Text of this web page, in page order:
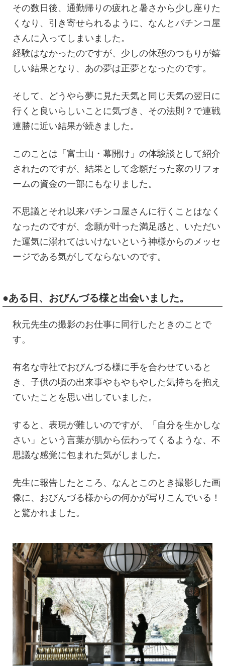
その数日後、通勤帰りの疲れと暑さから少し座りた
くなり、引き寄せられるように、なんとパチンコ屋
さんに入ってしまいました。
経験はなかったのですが、少しの休憩のつもりが嬉
しい結果となり、あの夢は正夢となったのです。
そして、どうやら夢に見た天気と同じ天気の翌日に
行くと良いらしいことに気づき、その法則？で連戦
連勝に近い結果が続きました。
このことは「富士山・幕開け」の体験談として紹介
されたのですが、結果として念願だった家のリフォ
ームの資金の一部にもなりました。
不思議とそれ以来パチンコ屋さんに行くことはなく
なったのですが、念願が叶った満足感と、いただい
た運気に溺れてはいけないという神様からのメッセ
ージである気がしてならないのです。
●ある日、おびんづる様と出会いました。
秋元先生の撮影のお仕事に同行したときのことで
す。
有名な寺社でおびんづる様に手を合わせていると
き、子供の頃の出来事やもやもやした気持ちを抱え
ていたことを思い出していました。
すると、表現が難しいのですが、「自分を生かしな
さい」という言葉が肌から伝わってくるような、不
思議な感覚に包まれた気がしました。
先生に報告したところ、なんとこのとき撮影した画
像に、おびんづる様からの何かが写りこんでいる！
と驚かれました。